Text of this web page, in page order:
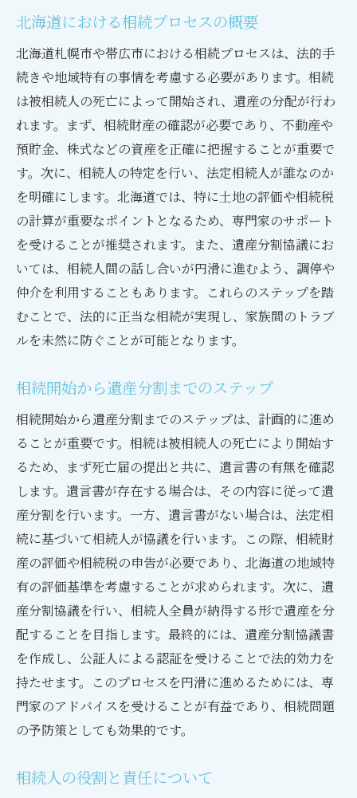
北海道における相続プロセスの概要
北海道札幌市や帯広市における相続プロセスは、法的手
続きや地域特有の事情を考慮する必要があります。相続
は被相続人の死亡によって開始され、遺産の分配が行わ
れます。まず、相続財産の確認が必要であり、不動産や
預貯金、株式などの資産を正確に把握することが重要で
す。次に、相続人の特定を行い、法定相続人が誰なのか
を明確にします。北海道では、特に土地の評価や相続税
の計算が重要なポイントとなるため、専門家のサポート
を受けることが推奨されます。また、遺産分割協議にお
いては、相続人間の話し合いが円滑に進むよう、調停や
仲介を利用することもあります。これらのステップを踏
むことで、法的に正当な相続が実現し、家族間のトラブ
ルを未然に防ぐことが可能となります。
相続開始から遺産分割までのステップ
相続開始から遺産分割までのステップは、計画的に進め
ることが重要です。相続は被相続人の死亡により開始す
るため、まず死亡届の提出と共に、遺言書の有無を確認
します。遺言書が存在する場合は、その内容に従って遺
産分割を行います。一方、遺言書がない場合は、法定相
続に基づいて相続人が協議を行います。この際、相続財
産の評価や相続税の申告が必要であり、北海道の地域特
有の評価基準を考慮することが求められます。次に、遺
産分割協議を行い、相続人全員が納得する形で遺産を分
配することを目指します。最終的には、遺産分割協議書
を作成し、公証人による認証を受けることで法的効力を
持たせます。このプロセスを円滑に進めるためには、専
門家のアドバイスを受けることが有益であり、相続問題
の予防策としても効果的です。
相続人の役割と責任について